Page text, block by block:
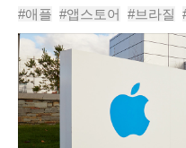
이 앱스토어에서 실효성 있
청소년들이 도박성 콘텐츠
#애플 #앱스토어 #브라질
#연령인증 #집단소송 #카